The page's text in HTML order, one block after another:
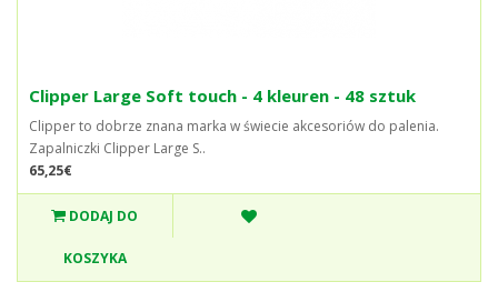
Clipper Large Soft touch - 4 kleuren - 48 sztuk
Clipper to dobrze znana marka w świecie akcesoriów do palenia.
Zapalniczki Clipper Large S..
65,25€
DODAJ DO
KOSZYKA